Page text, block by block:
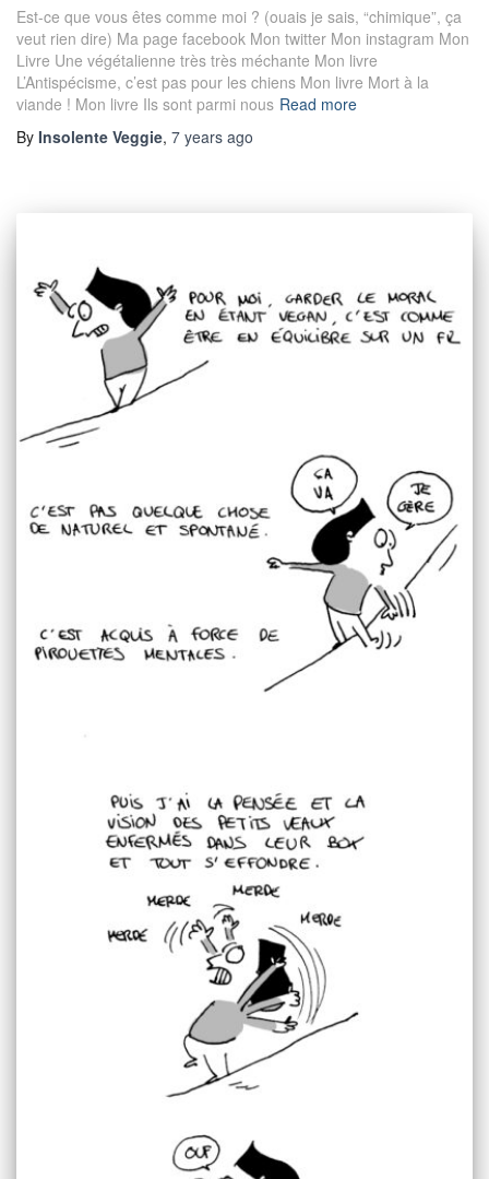
Est-ce que vous êtes comme moi ? (ouais je sais, “chimique”, ça
veut rien dire) Ma page facebook Mon twitter Mon instagram Mon
Livre Une végétalienne très très méchante Mon livre
L’Antispécisme, c’est pas pour les chiens Mon livre Mort à la
viande ! Mon livre Ils sont parmi nous Read more
By Insolente Veggie, 7 years ago